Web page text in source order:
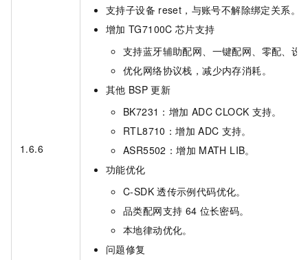
1.6.6
支持子设备 reset，与账号不解除绑定关系。
增加 TG7100C 芯片支持
支持蓝牙辅助配网、一键配网、零配、设
优化网络协议栈，减少内存消耗。
其他 BSP 更新
BK7231：增加 ADC CLOCK 支持。
RTL8710：增加 ADC 支持。
ASR5502：增加 MATH LIB。
功能优化
C-SDK 透传示例代码优化。
品类配网支持 64 位长密码。
本地律动优化。
问题修复